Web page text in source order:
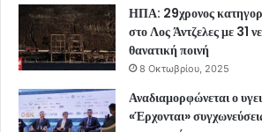
ΗΠΑ: 29χρονος
στο Λος Άντζελες με 31
θανατική ποινή
8 Οκτωβρίου, 2025
Αναδιαμορφώνεται ο
«Έρχονται»